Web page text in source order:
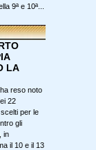
9ª e 10ª...
LA
reso noto
22
per le
gli
in
il 10 e il 13